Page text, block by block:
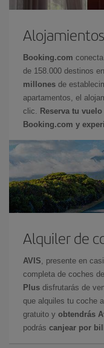
Alojamientos
Booking.com
de 158.000 destinos
millones de
apartamentos, el
clic.
Reserva tu
Booking.com y
Alquiler de
AVIS , presente en
completa de coches
Plus disfrutarás de
que alquiles tu coche
gratuito y obtendrás
podrás canjear por